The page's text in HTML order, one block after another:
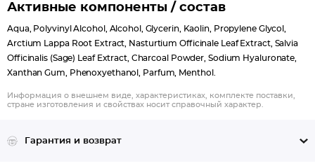
Активные компоненты / состав
Aqua, Polyvinyl Alcohol, Alcohol, Glycerin, Kaolin, Propylene Glycol,
Arctium Lappa Root Extract, Nasturtium Officinale Leaf Extract, Salvia
Officinalis (Sage) Leaf Extract, Charcoal Powder, Sodium Hyaluronate,
Xanthan Gum, Phenoxyethanol, Parfum, Menthol.
Информация о внешнем виде, характеристиках, комплекте поставки,
стране изготовления и свойствах носит справочный характер.
Гарантия и возврат